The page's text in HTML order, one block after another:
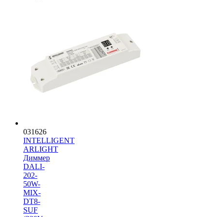
031626
INTELLIGENT
ARLIGHT
Диммер
DALI-
202-
50W-
MIX-
DT8-
SUF